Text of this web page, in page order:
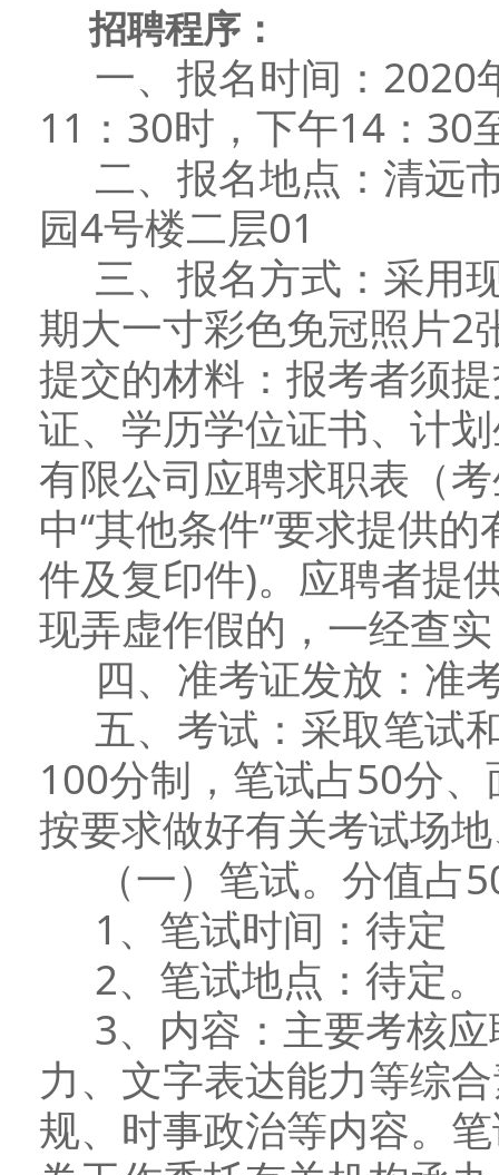
招聘程序：
一、报名时间：2020
11：30时，下午14：30
二、报名地点：清远
园4号楼二层01
三、报名方式：采用
期大一寸彩色免冠照片2
提交的材料：报考者须
证、学历学位证书、计
有限公司应聘求职表（
中“其他条件”要求提供
件及复印件)。应聘者提
现弄虚作假的，一经查
四、准考证发放：准
五、考试：采取笔试
100分制，笔试占50分
按要求做好有关考试场
（一）笔试。分值占
1、笔试时间：待定
2、笔试地点：待定。
3、内容：主要考核应
力、文字表达能力等综
规、时事政治等内容。